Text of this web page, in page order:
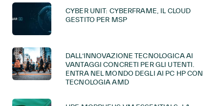
CYBER UNIT: CYBERFRAME, IL CLOUD
GESTITO PER MSP
DALL’INNOVAZIONE TECNOLOGICA AI
VANTAGGI CONCRETI PER GLI UTENTI.
ENTRA NEL MONDO DEGLI AI PC HP CON
TECNOLOGIA AMD